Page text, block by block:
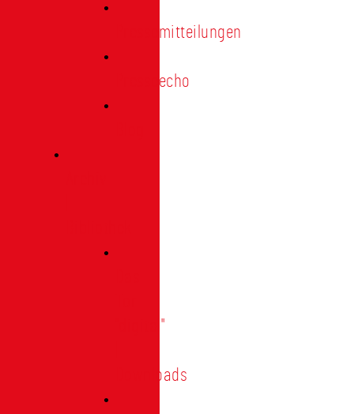
Pressemitteilungen
Presseecho
"digital"
Downloads